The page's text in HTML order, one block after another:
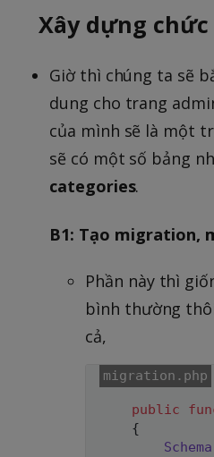
Xây dựng
Giờ thì chúng ta sẽ
dung cho trang
của mình sẽ là một
sẽ có một số bảng
categories.
B1: Tạo migration,
Phần này thì
bình thường
cả,
public
{
Schema